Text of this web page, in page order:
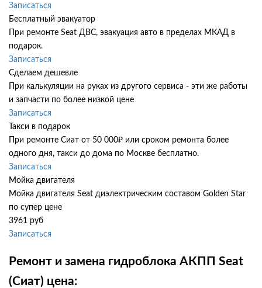
Записаться
Бесплатный эвакуатор
При ремонте Seat ДВС, эвакуация авто в пределах МКАД в
подарок.
Записаться
Сделаем дешевле
При калькуляции на руках из другого сервиса - эти же работы
и запчасти по более низкой цене
Записаться
Такси в подарок
При ремонте Сиат от 50 000₽ или сроком ремонта более
одного дня, такси до дома по Москве бесплатно.
Записаться
Мойка двигателя
Мойка двигателя Seat диэлектрическим составом Golden Star
по супер цене
3961 руб
Записаться
Ремонт и замена гидроблока АКПП Seat
(Сиат) цена: